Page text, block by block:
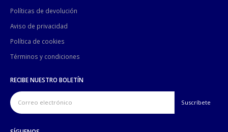
Políticas de devolución
Aviso de privacidad
Política de cookies
Términos y condiciones
RECIBE NUESTRO BOLETÍN